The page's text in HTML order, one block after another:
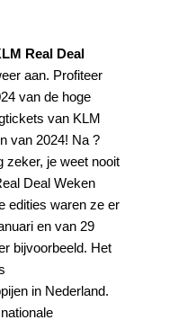
Real Deal
aan. Profiteer
van de hoge
van KLM
van 2024! Na ?
zeker, je weet nooit
Deal Weken
edities waren ze er
en van 29
bijvoorbeeld. Het
in Nederland.